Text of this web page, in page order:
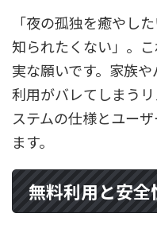
「夜の孤独を癒やし
知られたくない」。
実な願いです。家族
利用がバレてしまう
ステムの仕様とユー
ます。
無料利用と安全